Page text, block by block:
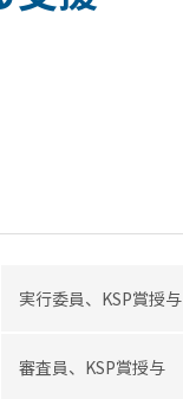
実行委員、KSP賞授与
審査員、KSP賞授与